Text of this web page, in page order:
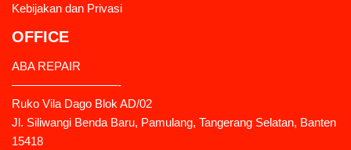
Kebijakan dan Privasi
OFFICE
ABA REPAIR
—————————-
Ruko Vila Dago Blok AD/02
Jl. Siliwangi Benda Baru, Pamulang, Tangerang Selatan, Banten
15418